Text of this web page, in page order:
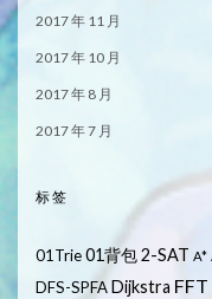
2017 年 11 月
2017 年 10 月
2017 年 8 月
2017 年 7 月
标签
01Trie01背包2-SAT A*
DFS-SPFADijkstra FFT